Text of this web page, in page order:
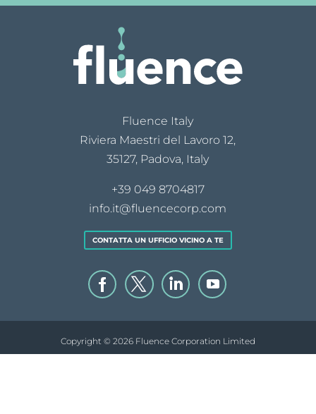
Fluence Italy
Riviera Maestri del Lavoro 12,
35127, Padova, Italy
+39 049 8704817
info.it@fluencecorp.com
CONTATTA UN UFFICIO VICINO A TE
Copyright © 2026 Fluence Corporation Limited